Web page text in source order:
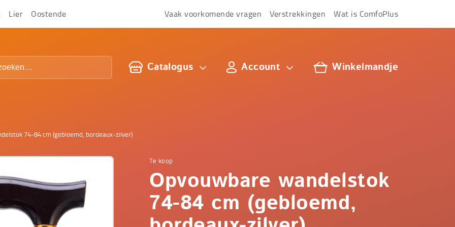
74-84 cm (gebloemd, bordeaux-zilver)
Comfoplus
-
Te koop
Opvouwbare wandelstok
74-84 cm (gebloemd,
Lier Oostende
Over
Vaak voorkomende vragen Verstrekkingen Wat is ComfoPlus
Catalogus Account Winkelmandje